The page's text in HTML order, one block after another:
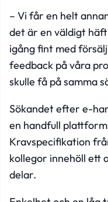
– Vi får en helt
det är en väldigt
igång fint med
feedback på våra
skulle få på samma
Sökandet efter e-
en handfull
Kravspecifikation
kollegor innehöll ett
delar.